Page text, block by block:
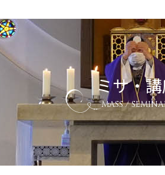
ミサ・
MASS /